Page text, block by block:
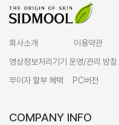
회사소개 이용약관
영상정보처리기기 운영/관리 방침
무이자 할부 혜택
PC버전
COMPANY INFO